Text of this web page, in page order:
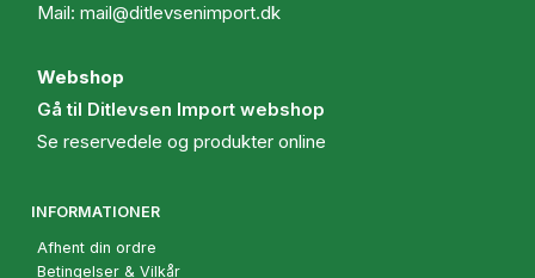
Mail: mail@ditlevsenimport.dk
Webshop
Gå til Ditlevsen Import webshop
Se reservedele og produkter online
INFORMATIONER
Afhent din ordre
Betingelser & Vilkår